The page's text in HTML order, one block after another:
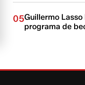
05Guillermo
programa de